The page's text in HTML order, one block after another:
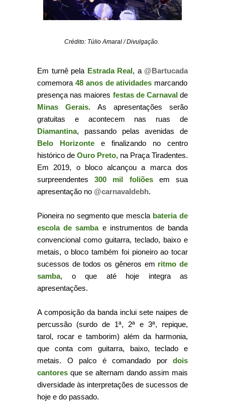
Crédito: Túlio Amaral / Divulgação.
Em turnê pela Estrada Real, a @Bartucada
comemora 48 anos de atividades marcando
presença nas maiores festas de Carnavalde
Minas Gerais. As apresentações serão
gratuitas e acontecem nas ruas de
Diamantina, passando pelas avenidas de
Belo Horizonte e finalizando no centro
histórico de Ouro Preto, na Praça Tiradentes.
Em 2019, o bloco alcançou a marca dos
surpreendentes300 mil foliõesem sua
apresentação no @carnavaldebh.
Pioneira no segmento que mescla bateria de
escola de sambae instrumentos de banda
convencional como guitarra, teclado, baixo e
metais, o bloco também foi pioneiro ao tocar
sucessos de todos os gêneros em ritmo de
samba, o que até hoje integra as
apresentações.
A composição da banda inclui sete naipes de
percussão (surdo de 1ª, 2ª e 3ª, repique,
tarol, rocar e tamborim) além da harmonia,
que conta com guitarra, baixo, teclado e
metais. O palco é comandado por dois
cantores que se alternam dando assim mais
diversidade às interpretações de sucessos de
hoje e do passado.